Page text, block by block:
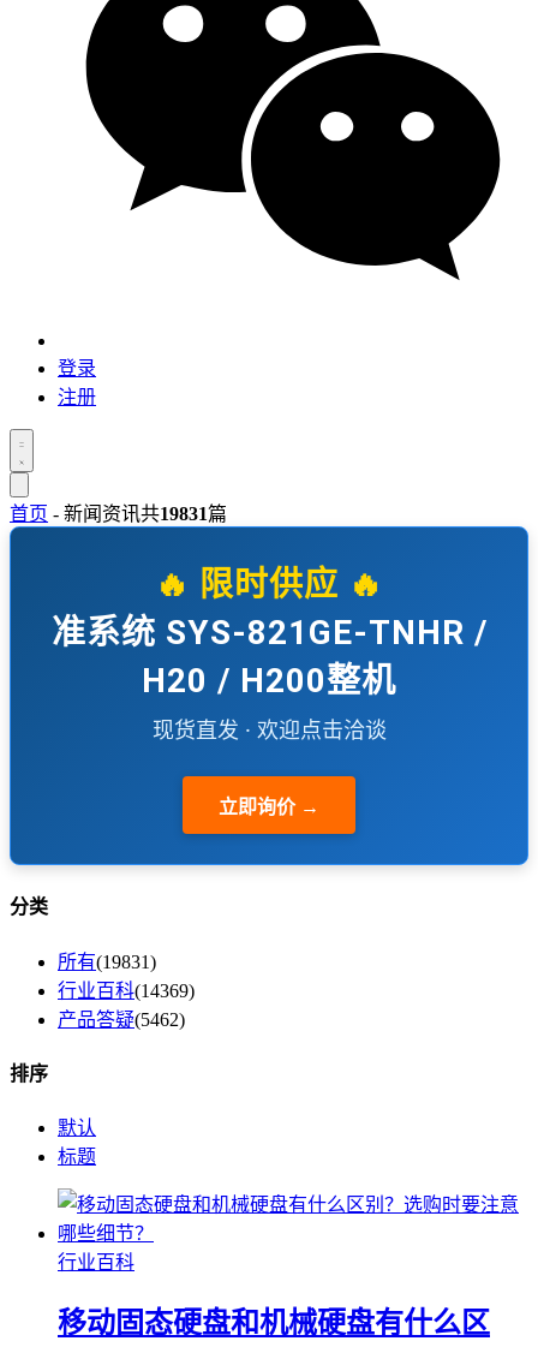
登录
注册
首页 - 新闻资讯共19831篇
🔥 限时供应 🔥
准系统 SYS-821GE-TNHR /
H20 / H200整机
现货直发 · 欢迎点击洽谈
立即询价 →
分类
所有(19831)
行业百科(14369)
产品答疑(5462)
排序
默认
标题
行业百科
移动固态硬盘和机械硬盘有什么区